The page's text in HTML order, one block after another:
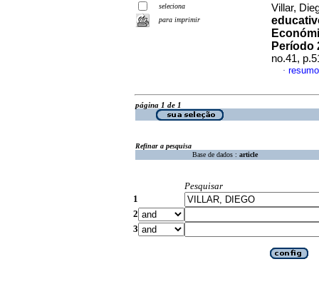
seleciona
para imprimir
Villar,
Período
no.41,
·
página 1 de 1
Refinar a pesquisa
Base de dados : article
Pesquisar
1
2
3